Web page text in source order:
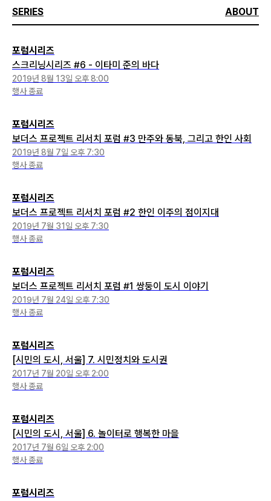
SERIES ABOUT
포럼시리즈
스크리닝시리즈 #6 - 이타미 준의 바다
2019년 8월 13일 오후 8:00
행사 종료
포럼시리즈
보더스 프로젝트 리서치 포럼 #3 만주와 동북, 그리고 한인 사회
2019년 8월 7일 오후 7:30
행사 종료
포럼시리즈
보더스 프로젝트 리서치 포럼 #2 한인 이주의 점이지대
2019년 7월 31일 오후 7:30
행사 종료
포럼시리즈
보더스 프로젝트 리서치 포럼 #1 쌍둥이 도시 이야기
2019년 7월 24일 오후 7:30
행사 종료
포럼시리즈
[시민의 도시, 서울] 7. 시민정치와 도시권
2017년 7월 20일 오후 2:00
행사 종료
포럼시리즈
[시민의 도시, 서울] 6. 놀이터로 행복한 마을
2017년 7월 6일 오후 2:00
행사 종료
포럼시리즈